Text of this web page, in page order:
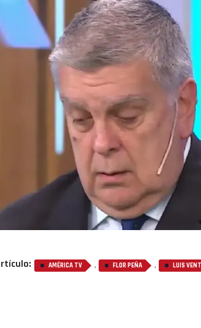
AMÉRICA TV , FLOR PEÑA , LUIS